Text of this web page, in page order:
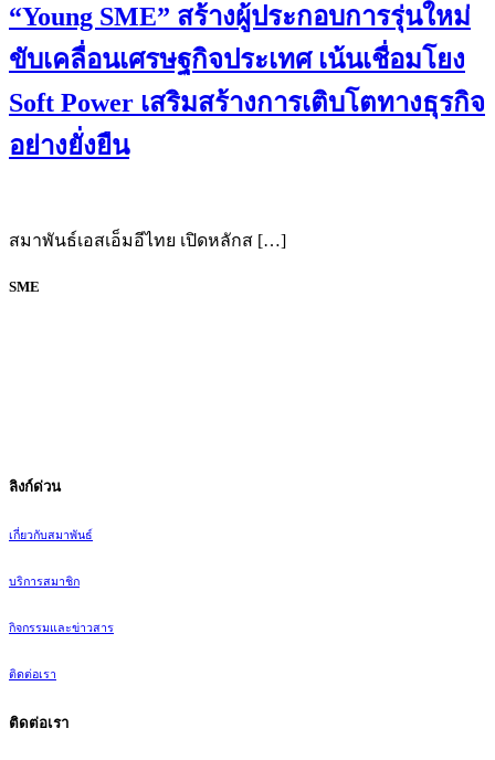
“Young SME” สร้างผู้ประกอบการรุ่นใหม่
ขับเคลื่อนเศรษฐกิจประเทศ เน้นเชื่อมโยง
Soft Power เสริมสร้างการเติบโตทางธุรกิจ
อย่างยั่งยืน
สมาพันธ์เอสเอ็มอีไทย เปิดหลักส […]
SME
ลิงก์ด่วน
เกี่ยวกับสมาพันธ์
บริการสมาชิก
กิจกรรมและข่าวสาร
ติดต่อเรา
ติดต่อเรา